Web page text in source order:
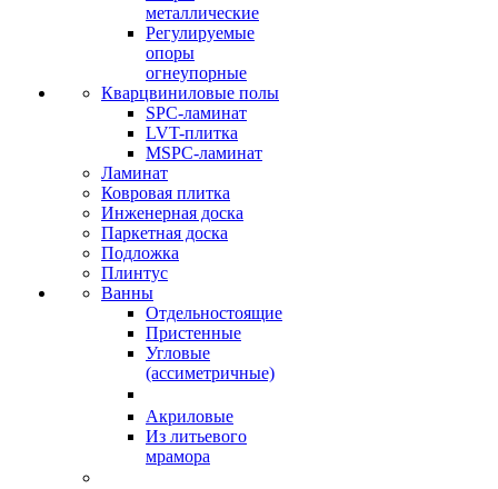
металлические
Регулируемые
опоры
огнеупорные
Кварцвиниловые полы
SPC-ламинат
LVT-плитка
MSPC-ламинат
Ламинат
Ковровая плитка
Инженерная доска
Паркетная доска
Подложка
Плинтус
Ванны
Отдельностоящие
Пристенные
Угловые
(ассиметричные)
Акриловые
Из литьевого
мрамора